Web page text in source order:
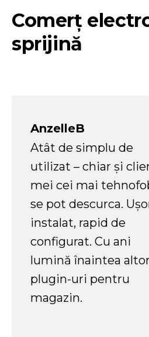
Comerț
sprijină
AnzelleB
Atât de simplu de
utilizat – chiar și
mei cei mai
se pot descurca.
instalat, rapid de
configurat. Cu ani
lumină înaintea altor
plugin-uri pentru
magazin.